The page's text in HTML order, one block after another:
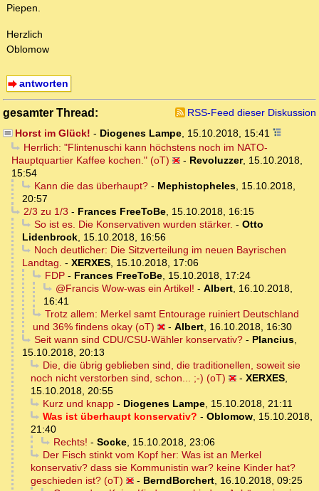
Piepen.
Herzlich
Oblomow
antworten
gesamter Thread:
RSS-Feed dieser Diskussion
Horst im Glück! - Diogenes Lampe, 15.10.2018, 15:41
Herrlich: "Flintenuschi kann höchstens noch im NATO-
Hauptquartier Kaffee kochen." (oT)
- Revoluzzer, 15.10.2018,
15:54
Kann die das überhaupt?- Mephistopheles, 15.10.2018,
20:57
2/3 zu 1/3 - Frances FreeToBe, 15.10.2018, 16:15
So ist es. Die Konservativen wurden stärker. - Otto
Lidenbrock, 15.10.2018, 16:56
Noch deutlicher: Die Sitzverteilung im neuen Bayrischen
Landtag. - XERXES, 15.10.2018, 17:06
FDP- Frances FreeToBe, 15.10.2018, 17:24
@Francis Wow-was ein Artikel! - Albert, 16.10.2018,
16:41
Trotz allem: Merkel samt Entourage ruiniert Deutschland
und 36% findens okay (oT)
- Albert, 16.10.2018, 16:30
Seit wann sind CDU/CSU-Wähler konservativ?- Plancius,
15.10.2018, 20:13
Die, die übrig geblieben sind, die traditionellen, soweit sie
noch nicht verstorben sind, schon... ;-) (oT)
- XERXES,
15.10.2018, 20:55
Kurz und knapp- Diogenes Lampe, 15.10.2018, 21:11
Was ist überhaupt konservativ? - Oblomow, 15.10.2018,
21:40
Rechts! - Socke, 15.10.2018, 23:06
Der Fisch stinkt vom Kopf her: Was ist an Merkel
konservativ? dass sie Kommunistin war? keine Kinder hat?
geschieden ist? (oT)
- BerndBorchert, 16.10.2018, 09:25